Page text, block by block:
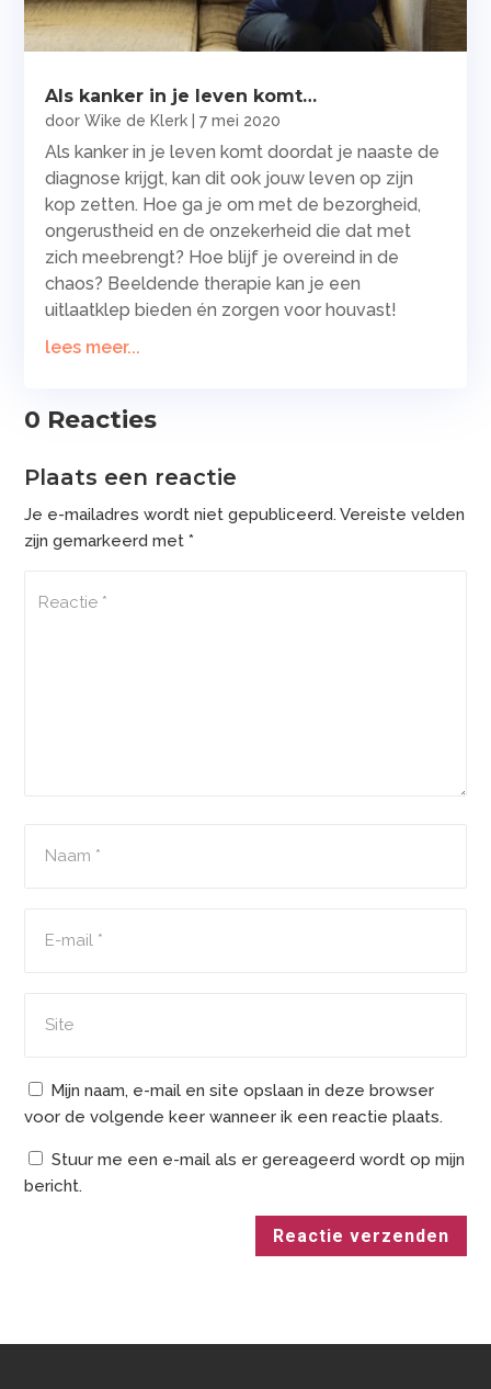
Als kanker in je leven komt…
doorWike de Klerk |7 mei 2020
Als kanker in je leven komt doordat je naaste de
diagnose krijgt, kan dit ook jouw leven op zijn
kop zetten. Hoe ga je om met de bezorgheid,
ongerustheid en de onzekerheid die dat met
zich meebrengt? Hoe blijf je overeind in de
chaos? Beeldende therapie kan je een
uitlaatklep bieden én zorgen voor houvast!
lees meer...
0 Reacties
Plaats een reactie
Je e-mailadres wordt niet gepubliceerd. Vereiste velden
zijn gemarkeerd met*
Mijn naam, e-mail en site opslaan in deze browser
voor de volgende keer wanneer ik een reactie plaats.
Stuur me een e-mail als er gereageerd wordt op mijn
bericht.
Reactie verzenden